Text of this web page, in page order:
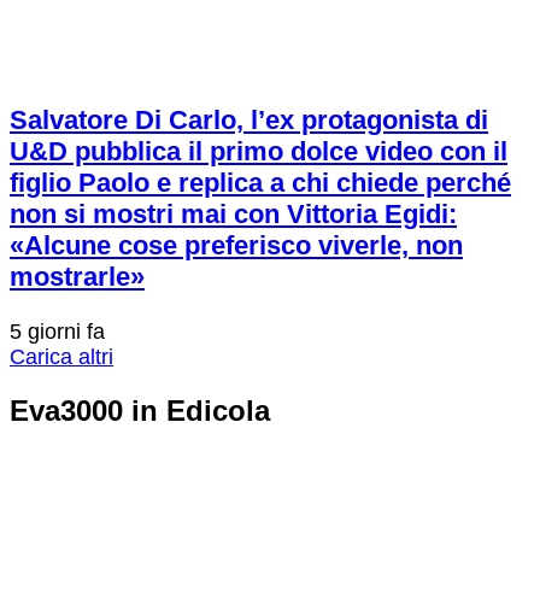
Salvatore Di Carlo, l’ex protagonista di
U&D pubblica il primo dolce video con il
figlio Paolo e replica a chi chiede perché
non si mostri mai con Vittoria Egidi:
«Alcune cose preferisco viverle, non
mostrarle»
5 giorni fa
Carica altri
Eva3000 in Edicola